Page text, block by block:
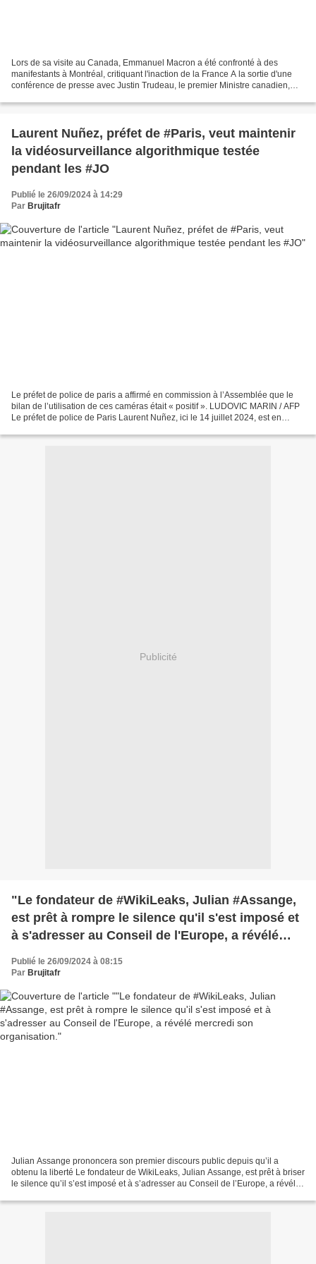
Lors de sa visite au Canada, Emmanuel Macron a été confronté à des
manifestants à Montréal, critiquant l'inaction de la France A la sortie d'une
conférence de presse avec Justin Trudeau, le premier Ministre canadien,
Laurent Nuñez, préfet de #Paris, veut maintenir
la vidéosurveillance algorithmique testée
pendant les #JO
Publié le 26/09/2024 à 14:29
Par Brujitafr
Le préfet de police de paris a affirmé en commission à l’Assemblée que le
bilan de l’utilisation de ces caméras était « positif ». LUDOVIC MARIN / AFP
Le préfet de police de Paris Laurent Nuñez, ici le 14 juillet 2024, est en
Publicité
"Le fondateur de #WikiLeaks, Julian #Assange,
est prêt à rompre le silence qu'il s'est imposé et
à s'adresser au Conseil de l'Europe, a révélé
Publié le 26/09/2024 à 08:15
Par Brujitafr
Julian Assange prononcera son premier discours public depuis qu’il a
obtenu la liberté Le fondateur de WikiLeaks, Julian Assange, est prêt à briser
le silence qu’il s’est imposé et à s’adresser au Conseil de l’Europe, a révélé